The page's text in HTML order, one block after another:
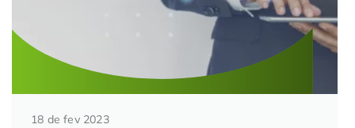
18 de fev 2023